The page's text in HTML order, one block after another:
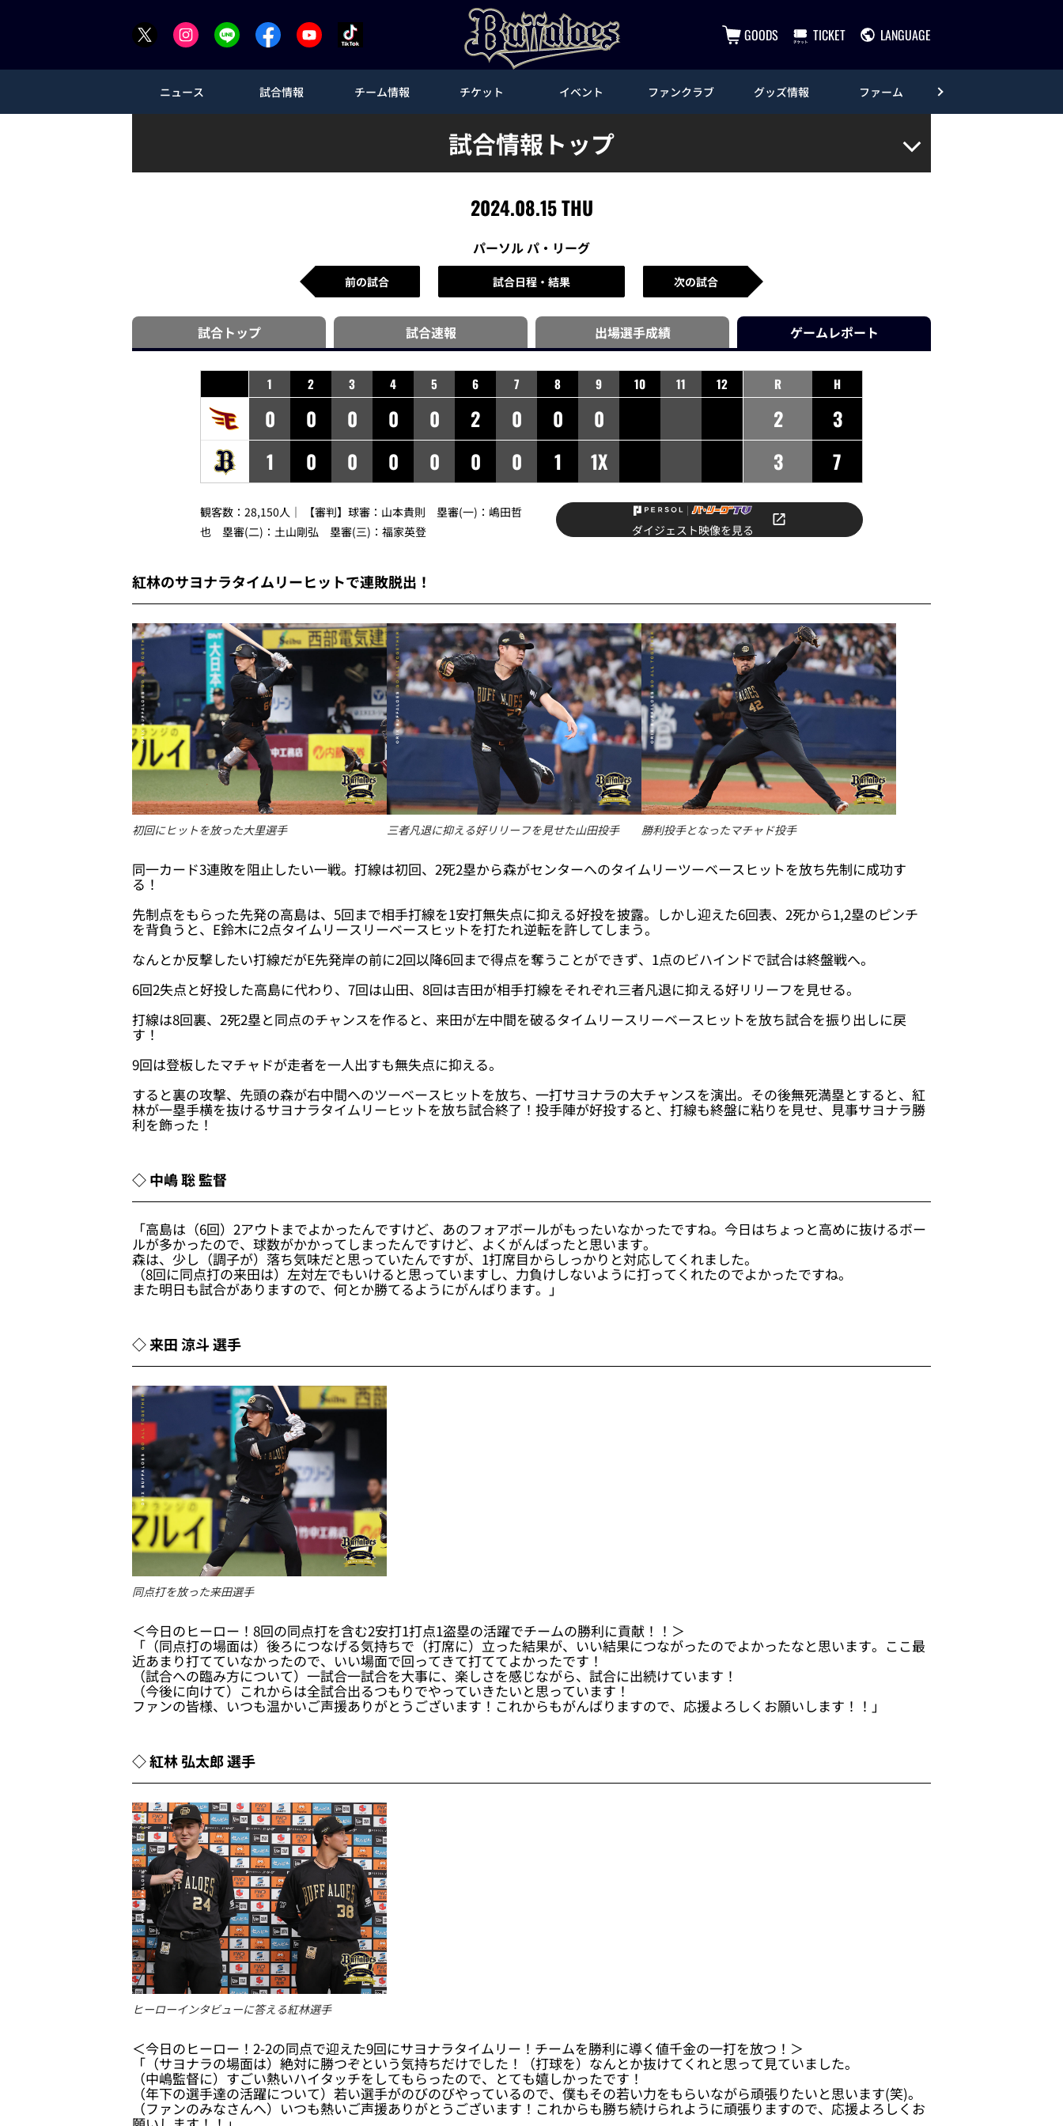
GOODS TICKET LANGUAGE
ニュース 試合情報 チーム情報 チケット イベント ファンクラブ グッズ情報 ファーム
試合情報トップ
2024.08.15 THU
パーソル パ・リーグ
前の試合 試合日程・結果 次の試合
試合トップ 試合速報 出場選手成績 ゲームレポート
1 2 3 4 5 6 7 8 9 10 11 12
0 0 0 0 0 2 0 0
0
1
0 0 0 0 0 0 1 1X
R H
2
3
3
7
観客数：28,150人｜ 【審判】球審：山本貴則 塁審(一)：嶋田哲
也 塁審(二)：土山剛弘 塁審(三)：福家英登
ダイジェスト映像を見る
紅林のサヨナラタイムリーヒットで連敗脱出！
初回にヒットを放った大里選手 三者凡退に抑える好リリーフを見せた山田投手 勝利投手となったマチャド投手
同一カード3連敗を阻止したい一戦。打線は初回、2死2塁から森がセンターへのタイムリーツーベースヒットを放ち先制に成功す
る！
先制点をもらった先発の高島は、5回まで相手打線を1安打無失点に抑える好投を披露。しかし迎えた6回表、2死から1,2塁のピンチ
を背負うと、E鈴木に2点タイムリースリーベースヒットを打たれ逆転を許してしまう。
なんとか反撃したい打線だがE先発岸の前に2回以降6回まで得点を奪うことができず、1点のビハインドで試合は終盤戦へ。
6回2失点と好投した高島に代わり、7回は山田、8回は吉田が相手打線をそれぞれ三者凡退に抑える好リリーフを見せる。
打線は8回裏、2死2塁と同点のチャンスを作ると、来田が左中間を破るタイムリースリーベースヒットを放ち試合を振り出しに戻
す！
9回は登板したマチャドが走者を一人出すも無失点に抑える。
すると裏の攻撃、先頭の森が右中間へのツーベースヒットを放ち、一打サヨナラの大チャンスを演出。その後無死満塁とすると、紅
林が一塁手横を抜けるサヨナラタイムリーヒットを放ち試合終了！投手陣が好投すると、打線も終盤に粘りを見せ、見事サヨナラ勝
利を飾った！
◇ 中嶋 聡 監督
「高島は（6回）2アウトまでよかったんですけど、あのフォアボールがもったいなかったですね。今日はちょっと高めに抜けるボー
ルが多かったので、球数がかかってしまったんですけど、よくがんばったと思います。
森は、少し（調子が）落ち気味だと思っていたんですが、1打席目からしっかりと対応してくれました。
（8回に同点打の来田は）左対左でもいけると思っていますし、力負けしないように打ってくれたのでよかったですね。
また明日も試合がありますので、何とか勝てるようにがんばります。」
◇ 来田 涼斗 選手
同点打を放った来田選手
＜今日のヒーロー！8回の同点打を含む2安打1打点1盗塁の活躍でチームの勝利に貢献！！＞
「（同点打の場面は）後ろにつなげる気持ちで（打席に）立った結果が、いい結果につながったのでよかったなと思います。ここ最
近あまり打てていなかったので、いい場面で回ってきて打ててよかったです！
（試合への臨み方について）一試合一試合を大事に、楽しさを感じながら、試合に出続けています！
（今後に向けて）これからは全試合出るつもりでやっていきたいと思っています！
ファンの皆様、いつも温かいご声援ありがとうございます！これからもがんばりますので、応援よろしくお願いします！！」
◇ 紅林 弘太郎 選手
ヒーローインタビューに答える紅林選手
＜今日のヒーロー！2-2の同点で迎えた9回にサヨナラタイムリー！チームを勝利に導く値千金の一打を放つ！＞
「（サヨナラの場面は）絶対に勝つぞという気持ちだけでした！（打球を）なんとか抜けてくれと思って見ていました。
（中嶋監督に）すごい熱いハイタッチをしてもらったので、とても嬉しかったです！
（年下の選手達の活躍について）若い選手がのびのびやっているので、僕もその若い力をもらいながら頑張りたいと思います(笑)。
（ファンのみなさんへ）いつも熱いご声援ありがとうございます！これからも勝ち続けられように頑張りますので、応援よろしくお